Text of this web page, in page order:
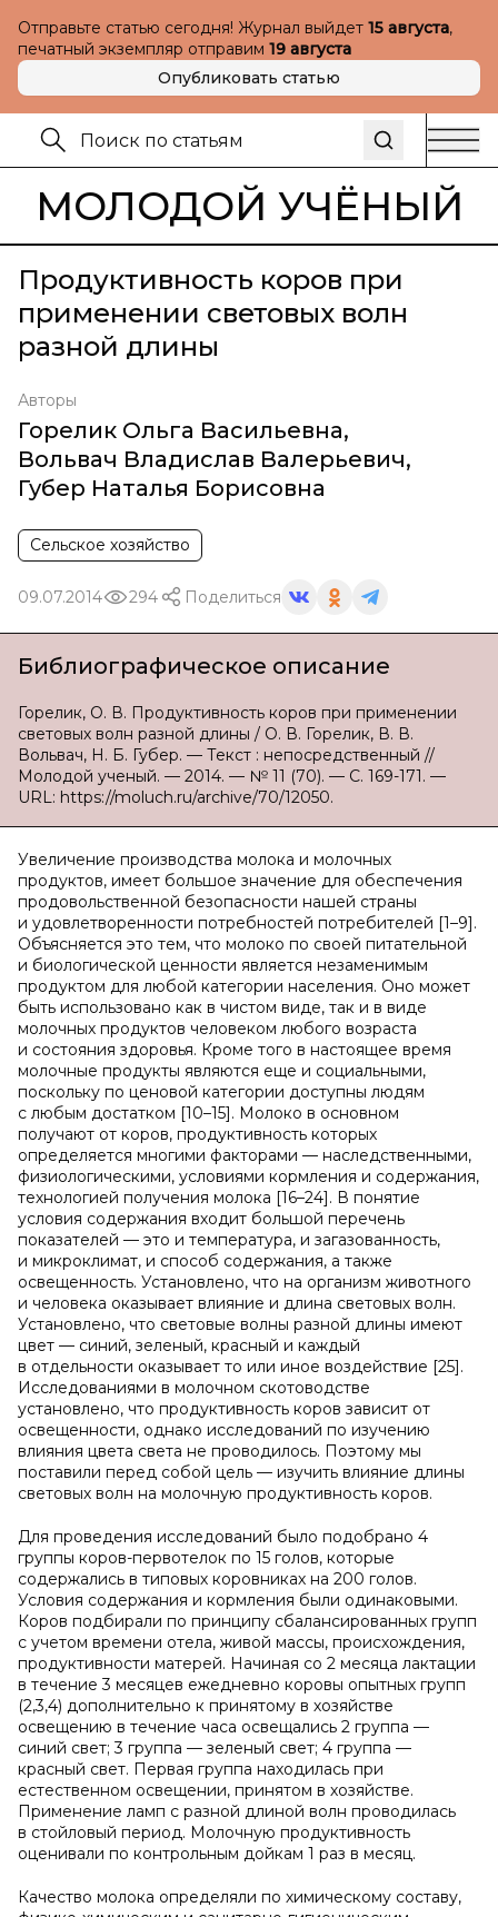
Отправьте статью сегодня! Журнал выйдет 15 августа,
печатный экземпляр отправим 19 августа
Опубликовать статью
МОЛОДОЙ УЧЁНЫЙ
Продуктивность коров при
применении световых волн
разной длины
Авторы
Горелик Ольга Васильевна,
Вольвач Владислав Валерьевич,
Губер Наталья Борисовна
Сельское хозяйство
09.07.2014 294 Поделиться
Библиографическое описание
Горелик, О. В. Продуктивность коров при применении
световых волн разной длины / О. В. Горелик, В. В.
Вольвач, Н. Б. Губер. — Текст : непосредственный //
Молодой ученый. — 2014. — № 11 (70). — С. 169-171. —
URL: https://moluch.ru/archive/70/12050.
Увеличение производства молока и молочных
продуктов, имеет большое значение для обеспечения
продовольственной безопасности нашей страны
и удовлетворенности потребностей потребителей [1–9].
Объясняется это тем, что молоко по своей питательной
и биологической ценности является незаменимым
продуктом для любой категории населения. Оно может
быть использовано как в чистом виде, так и в виде
молочных продуктов человеком любого возраста
и состояния здоровья. Кроме того в настоящее время
молочные продукты являются еще и социальными,
поскольку по ценовой категории доступны людям
с любым достатком [10–15]. Молоко в основном
получают от коров, продуктивность которых
определяется многими факторами — наследственными,
физиологическими, условиями кормления и содержания,
технологией получения молока [16–24]. В понятие
условия содержания входит большой перечень
показателей — это и температура, и загазованность,
и микроклимат, и способ содержания, а также
освещенность. Установлено, что на организм животного
и человека оказывает влияние и длина световых волн.
Установлено, что световые волны разной длины имеют
цвет — синий, зеленый, красный и каждый
в отдельности оказывает то или иное воздействие [25].
Исследованиями в молочном скотоводстве
установлено, что продуктивность коров зависит от
освещенности, однако исследований по изучению
влияния цвета света не проводилось. Поэтому мы
поставили перед собой цель — изучить влияние длины
световых волн на молочную продуктивность коров.
Для проведения исследований было подобрано 4
группы коров-первотелок по 15 голов, которые
содержались в типовых коровниках на 200 голов.
Условия содержания и кормления были одинаковыми.
Коров подбирали по принципу сбалансированных групп
с учетом времени отела, живой массы, происхождения,
продуктивности матерей. Начиная со 2 месяца лактации
в течение 3 месяцев ежедневно коровы опытных групп
(2,3,4) дополнительно к принятому в хозяйстве
освещению в течение часа освещались 2 группа —
синий свет; 3 группа — зеленый свет; 4 группа —
красный свет. Первая группа находилась при
естественном освещении, принятом в хозяйстве.
Применение ламп с разной длиной волн проводилась
в стойловый период. Молочную продуктивность
оценивали по контрольным дойкам 1 раз в месяц.
Качество молока определяли по химическому составу,